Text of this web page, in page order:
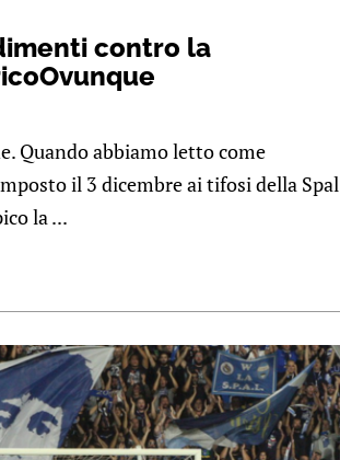
contro la
Quando abbiamo letto come
il 3 dicembre ai tifosi della Spal
la ...